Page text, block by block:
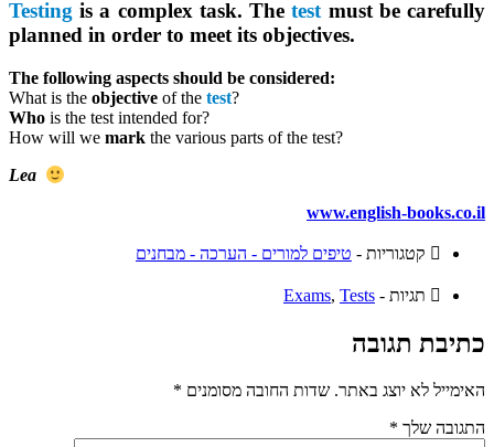
Testing is a complex task. Thetestmust be carefully
planned in order to meet its objectives.
The following aspects should be considered:
What is the objective of the test?
Who is the test intended for?
How will we mark the various parts of the test?
Lea
www.english-books.co.il
קטגוריות - טיפים למורים - הערכה - מבחנים
תגיות - Exams, Tests
כתיבת תגובה
האימייל לא יוצג באתר. שדות החובה מסומנים *
התגובה שלך *